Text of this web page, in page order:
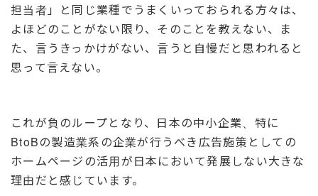
担当者」と同じ業種でうまくいっておられる方々は、
よほどのことがない限り、そのことを教えない、ま
た、言うきっかけがない、言うと自慢だと思われると
思って言えない。
これが負のループとなり、日本の中小企業、特に
BtoBの製造業系の企業が行うべき広告施策としての
ホームページの活用が日本において発展しない大きな
理由だと感じています。